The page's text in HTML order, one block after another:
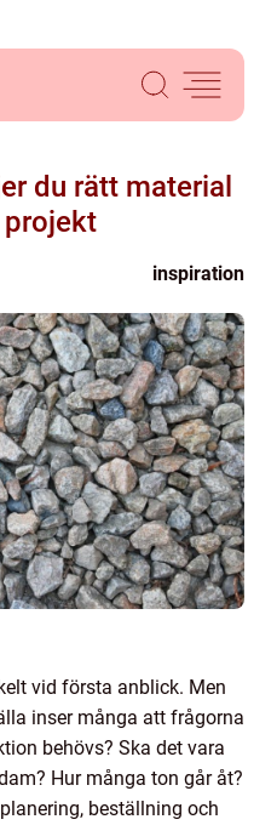
du rätt material
inspiration
vid första anblick. Men
inser många att frågorna
behövs? Ska det vara
Hur många ton går åt?
beställning och